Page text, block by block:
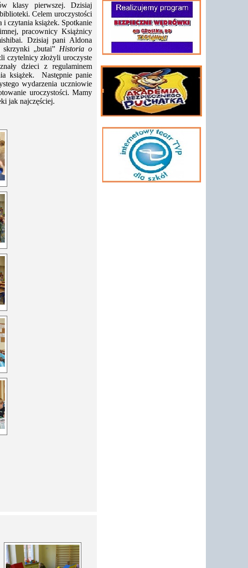
klasy pierwszej. Dzisiaj
Celem uroczystości
i czytania książek. Spotkanie
pracownicy Książnicy
Dzisiaj pani Aldona
skrzynki „butai” Historia o
czytelnicy złożyli uroczyste
dzieci z regulaminem
książek. Następnie panie
wydarzenia uczniowie
uroczystości. Mamy
jak najczęściej.